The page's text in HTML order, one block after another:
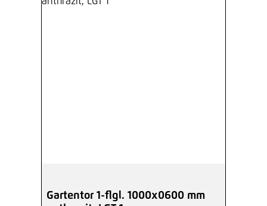
Gartentor 1-flgl. 1000x0600 mm